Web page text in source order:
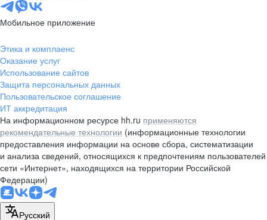
Мобильное приложение
Этика и комплаенс
Оказание услуг
Использование сайтов
Защита персональных данных
Пользовательское соглашение
ИТ аккредитация
На информационном ресурсе hh.ru применяются
рекомендательные технологии (информационные технологии
предоставления информации на основе сбора, систематизации
и анализа сведений, относящихся к предпочтениям пользователей
сети «Интернет», находящихся на территории Российской
Федерации)
Русский